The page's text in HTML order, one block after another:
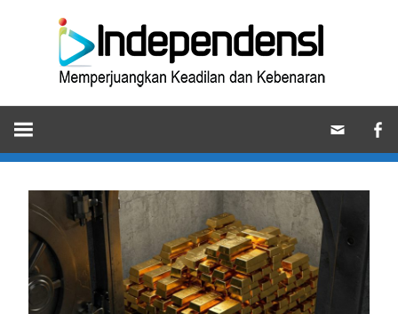
Memperjuangkan
Keadilan
dan
Kebenaran